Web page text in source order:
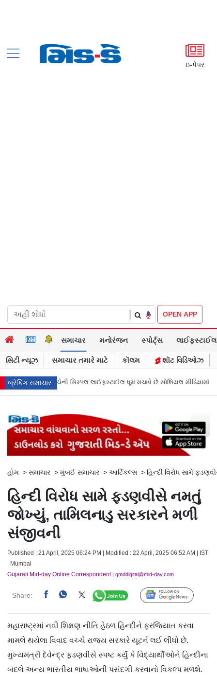
ઇ-પેપર
OPEN APP
સમાચાર મનોરંજન સ્પોર્ટ્સ લાઈફસ્ટાઈલ
સિટી ન્યૂઝ સમાચાર તમારે માટે કૉલમ શૉટ વિડિઓઝ
બ્રેકિંગ સમાચાર
ધૂમ મચાવે છે સોશિયલ મીડિયામાં માર્ક ઝુકરબર્ગે માની Metaની ભૂલ,
હોમ > સમાચાર > મુંબઈ સમાચાર > આર્ટિકલ્સ > હિન્દી વિરોધ સામે
હિન્દી વિરોધ સામે ફડણવીસે નમતું
જોખ્યું, તામિલનાડુ સરકારને મળી
સંજીવની
Published : 21 April, 2025 06:24 PM | Modified : 22 April, 2025 06:52 AM | IST
| Mumbai
Gujarati Mid-day Online Correspondent| gmddigital@mid-day.com
Share: Follow Us
મહારાષ્ટ્રમાં નવી શિક્ષણ નીતિ હેઠળ હિન્દીને ફરજિયાત કરવા
મામલે થયેલા વિવાદ વચ્ચે રાજ્ય સરકારે યૂટર્ન લઈ લીધો છે.
મુખ્યમંત્રી દેવેન્દ્ર ફડણવીસે સ્પષ્ટ કર્યું કે વિદ્યાર્થીઓને હિન્દીના
બદલે અન્ય ભારતીય ભાષાઓની પસંદગી કરવાનો વિકલ્પ મળશે.